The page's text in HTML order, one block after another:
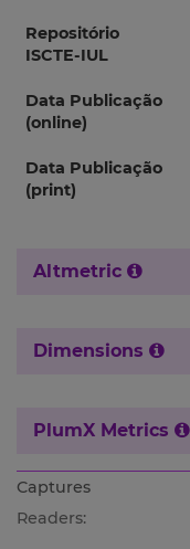
Repositório
ISCTE-IUL
Data Publicação
(online)
Data Publicação
(print)
Altmetric
Dimensions
PlumX Metrics
Captures
Readers: